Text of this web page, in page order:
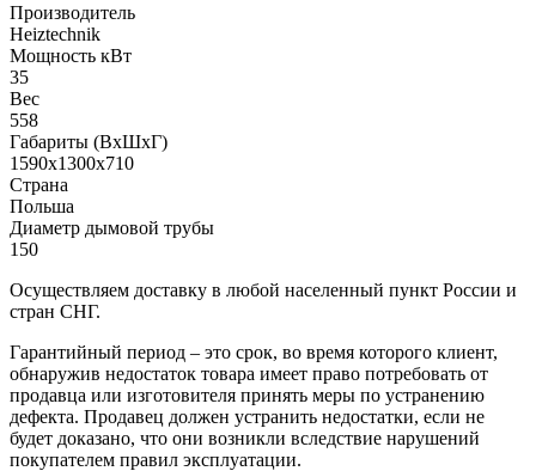
Производитель
Heiztechnik
Мощность кВт
35
Вес
558
Габариты (ВхШхГ)
1590х1300х710
Страна
Польша
Диаметр дымовой трубы
150
Осуществляем доставку в любой населенный пункт России и
стран СНГ.
Гарантийный период – это срок, во время которого клиент,
обнаружив недостаток товара имеет право потребовать от
продавца или изготовителя принять меры по устранению
дефекта. Продавец должен устранить недостатки, если не
будет доказано, что они возникли вследствие нарушений
покупателем правил эксплуатации.